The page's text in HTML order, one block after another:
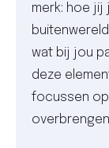
merk: hoe
wat bij jou
deze
focussen